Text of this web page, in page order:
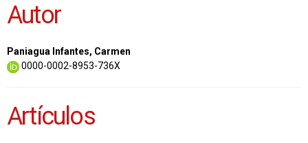
Autor
Paniagua Infantes, Carmen
0000-0002-8953-736X
Artículos